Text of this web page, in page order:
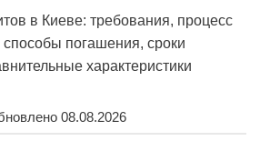
в Киеве: требования, процесс
способы погашения, сроки
характеристики
08.08.2026